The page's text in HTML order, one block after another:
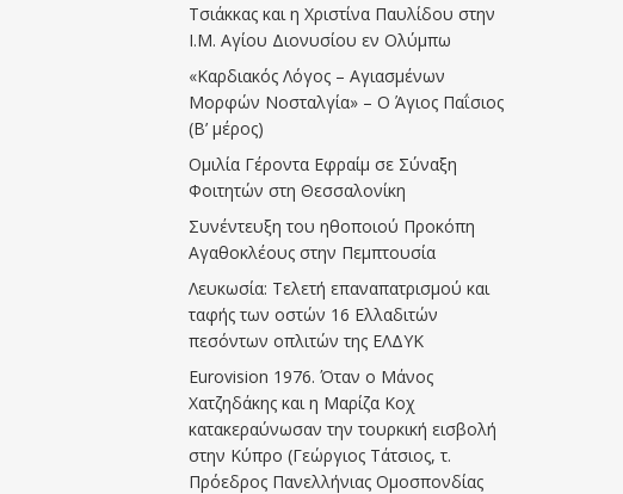
Τσιάκκας και η Χριστίνα Παυλίδου στην
Ι.Μ. Αγίου Διονυσίου εν Ολύμπω
«Καρδιακός Λόγος – Αγιασμένων
Μορφών Νοσταλγία» – Ο Άγιος Παΐσιος
(Β’ μέρος)
Ομιλία Γέροντα Εφραίμ σε Σύναξη
Φοιτητών στη Θεσσαλονίκη
Συνέντευξη του ηθοποιού Προκόπη
Αγαθοκλέους στην Πεμπτουσία
Λευκωσία: Τελετή επαναπατρισμού και
ταφής των οστών 16 Ελλαδιτών
πεσόντων οπλιτών της ΕΛΔΥΚ
Eurovision 1976. Όταν ο Μάνος
Χατζηδάκης και η Μαρίζα Κοχ
κατακεραύνωσαν την τουρκική εισβολή
στην Κύπρο (Γεώργιος Τάτσιος, τ.
Πρόεδρος Πανελλήνιας Ομοσπονδίας